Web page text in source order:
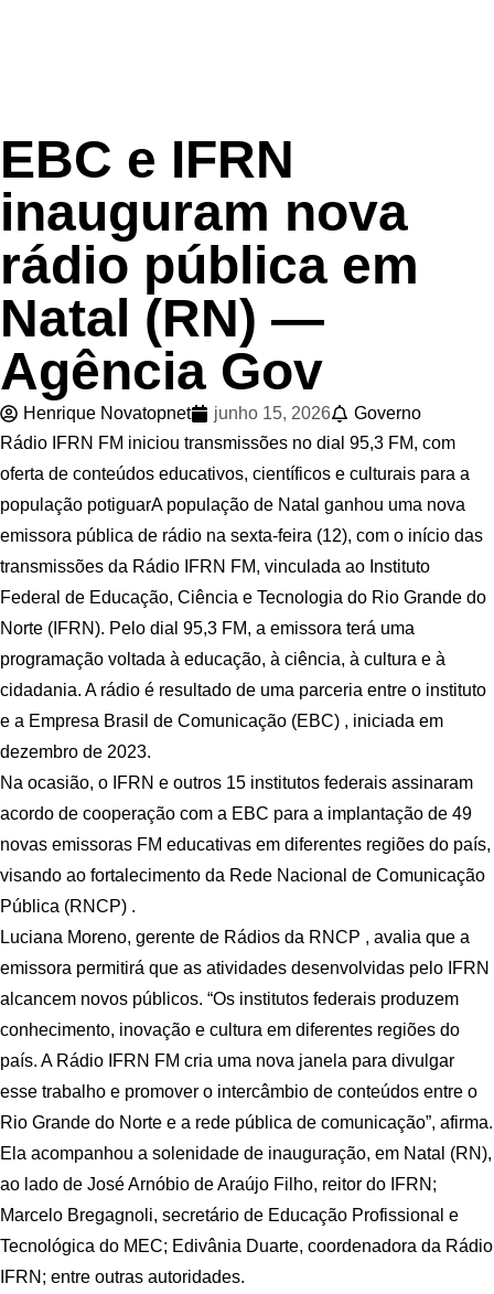
EBC e IFRN
inauguram nova
rádio pública em
Natal (RN) —
Agência Gov
Henrique Novatopnet junho 15, 2026
Governo
Rádio IFRN FM iniciou transmissões no dial 95,3 FM, com
oferta de conteúdos educativos, científicos e culturais para a
população potiguarA população de Natal ganhou uma nova
emissora pública de rádio na sexta-feira (12), com o início das
transmissões da Rádio IFRN FM, vinculada ao Instituto
Federal de Educação, Ciência e Tecnologia do Rio Grande do
Norte (IFRN). Pelo dial 95,3 FM, a emissora terá uma
programação voltada à educação, à ciência, à cultura e à
cidadania. A rádio é resultado de uma parceria entre o instituto
e a Empresa Brasil de Comunicação (EBC) , iniciada em
dezembro de 2023.
Na ocasião, o IFRN e outros 15 institutos federais assinaram
acordo de cooperação com a EBC para a implantação de 49
novas emissoras FM educativas em diferentes regiões do país,
visando ao fortalecimento da Rede Nacional de Comunicação
Pública (RNCP) .
Luciana Moreno, gerente de Rádios da RNCP , avalia que a
emissora permitirá que as atividades desenvolvidas pelo IFRN
alcancem novos públicos. “Os institutos federais produzem
conhecimento, inovação e cultura em diferentes regiões do
país. A Rádio IFRN FM cria uma nova janela para divulgar
esse trabalho e promover o intercâmbio de conteúdos entre o
Rio Grande do Norte e a rede pública de comunicação”, afirma.
Ela acompanhou a solenidade de inauguração, em Natal (RN),
ao lado de José Arnóbio de Araújo Filho, reitor do IFRN;
Marcelo Bregagnoli, secretário de Educação Profissional e
Tecnológica do MEC; Edivânia Duarte, coordenadora da Rádio
IFRN; entre outras autoridades.